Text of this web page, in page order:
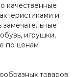
качественные
и
игрушки,
по ценам
товаров